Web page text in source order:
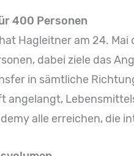
400 Personen
Hagleitner am 24.
dabei ziele das
in sämtliche
angelangt,
alle erreichen, die